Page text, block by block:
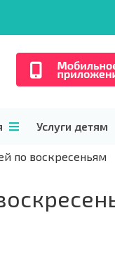
Услуги детям
по воскресеньям